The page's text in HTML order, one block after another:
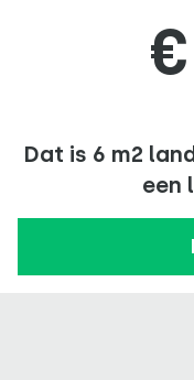
Dat is 6 m2
een